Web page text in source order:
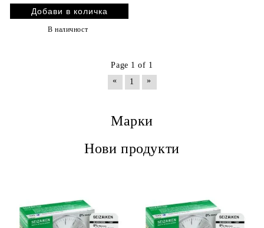
измервателни уреди и
професионално оборудване
В наличност
Page 1 of 1
«
1 »
Марки
Нови продукти